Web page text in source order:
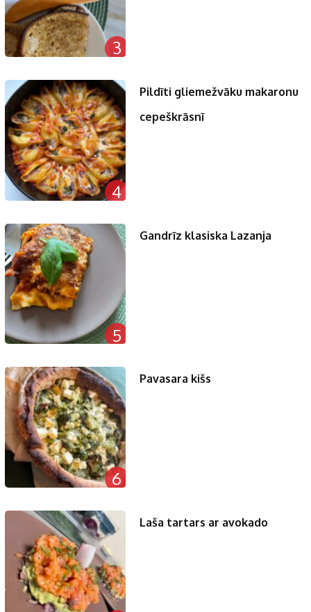
3
4
Pildīti gliemežvāku makaronu
cepeškrāsnī
5
Gandrīz klasiska Lazanja
6
Pavasara kišs
Laša tartars ar avokado